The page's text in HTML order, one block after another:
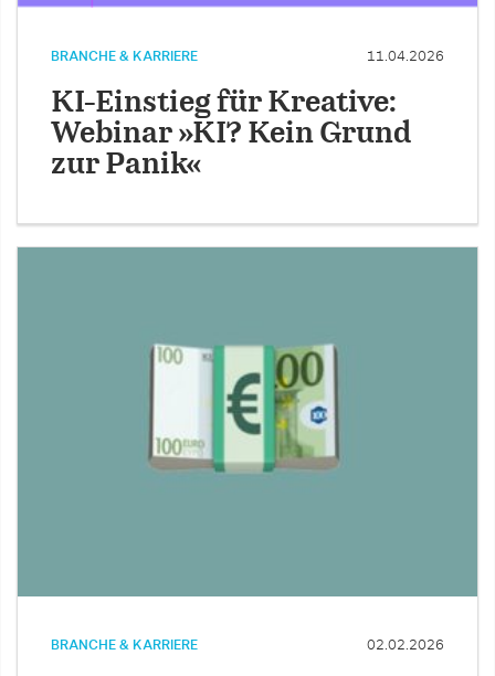
BRANCHE & KARRIERE 11.04.2026
KI-Einstieg für Kreative:
Webinar »KI? Kein Grund
zur Panik«
BRANCHE & KARRIERE 02.02.2026